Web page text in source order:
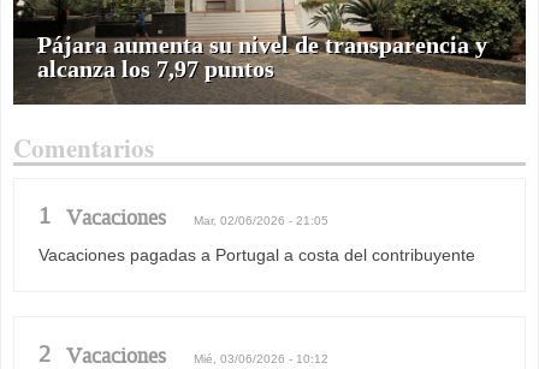
Pájara aumenta su nivel de transparencia y
alcanza los 7,97 puntos
Comentarios
1 Vacaciones Mar, 02/06/2026 - 21:05
Vacaciones pagadas a Portugal a costa del contribuyente
2 Vacaciones Mié, 03/06/2026 - 10:12